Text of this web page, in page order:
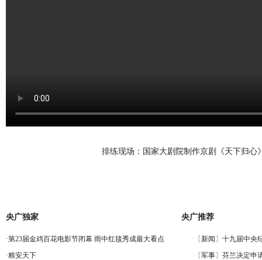
排练现场：国家大剧院制作京剧《天下归心
央广独家
·第23届金鸡百花电影节闭幕 雨中红毯秀成最大看点
·粮安天下
央广推荐